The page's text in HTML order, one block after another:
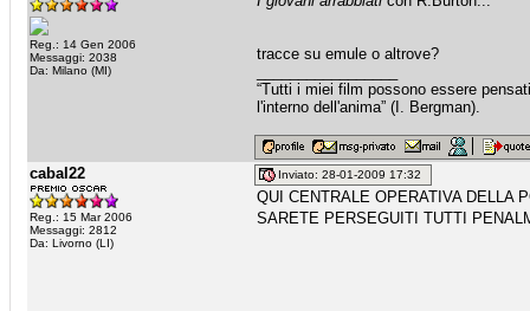
Reg.: 14 Gen 2006
Messaggi: 2038
Da: Milano (MI)
tracce su emule o altrove?
“Tutti i miei film possono essere
l'interno dell'anima” (I. Bergman).
cabal22
Reg.: 15 Mar 2006
Messaggi: 2812
Da: Livorno (LI)
Inviato: 28-01-2009 17:32
QUI CENTRALE OPERATIVA DELLA
SARETE PERSEGUITI TUTTI